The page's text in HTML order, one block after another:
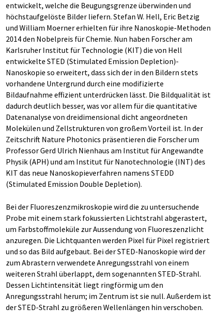
entwickelt, welche die Beugungsgrenze überwinden und
höchstaufgelöste Bilder liefern. Stefan W. Hell, Eric Betzig
und William Moerner erhielten für ihre Nanoskopie-Methoden
2014 den Nobelpreis für Chemie. Nun haben Forscher am
Karlsruher Institut für Technologie (KIT) die von Hell
entwickelte STED (Stimulated Emission Depletion)-
Nanoskopie so erweitert, dass sich der in den Bildern stets
vorhandene Untergrund durch eine modifizierte
Bildaufnahme effizient unterdrücken lässt. Die Bildqualität ist
dadurch deutlich besser, was vor allem für die quantitative
Datenanalyse von dreidimensional dicht angeordneten
Molekülen und Zellstrukturen von großem Vorteil ist. In der
Zeitschrift Nature Photonics präsentieren die Forscher um
Professor Gerd Ulrich Nienhaus am Institut für Angewandte
Physik (APH) und am Institut für Nanotechnologie (INT) des
KIT das neue Nanoskopieverfahren namens STEDD
(Stimulated Emission Double Depletion).
Bei der Fluoreszenzmikroskopie wird die zu untersuchende
Probe mit einem stark fokussierten Lichtstrahl abgerastert,
um Farbstoffmoleküle zur Aussendung von Fluoreszenzlicht
anzuregen. Die Lichtquanten werden Pixel für Pixel registriert
und so das Bild aufgebaut. Bei der STED-Nanoskopie wird der
zum Abrastern verwendete Anregungsstrahl von einem
weiteren Strahl überlappt, dem sogenannten STED-Strahl.
Dessen Lichtintensität liegt ringförmig um den
Anregungsstrahl herum; im Zentrum ist sie null. Außerdem ist
der STED-Strahl zu größeren Wellenlängen hin verschoben.